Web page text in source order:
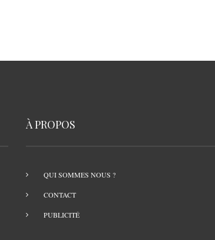
À PROPOS
QUI SOMMES NOUS ?
CONTACT
PUBLICITÉ